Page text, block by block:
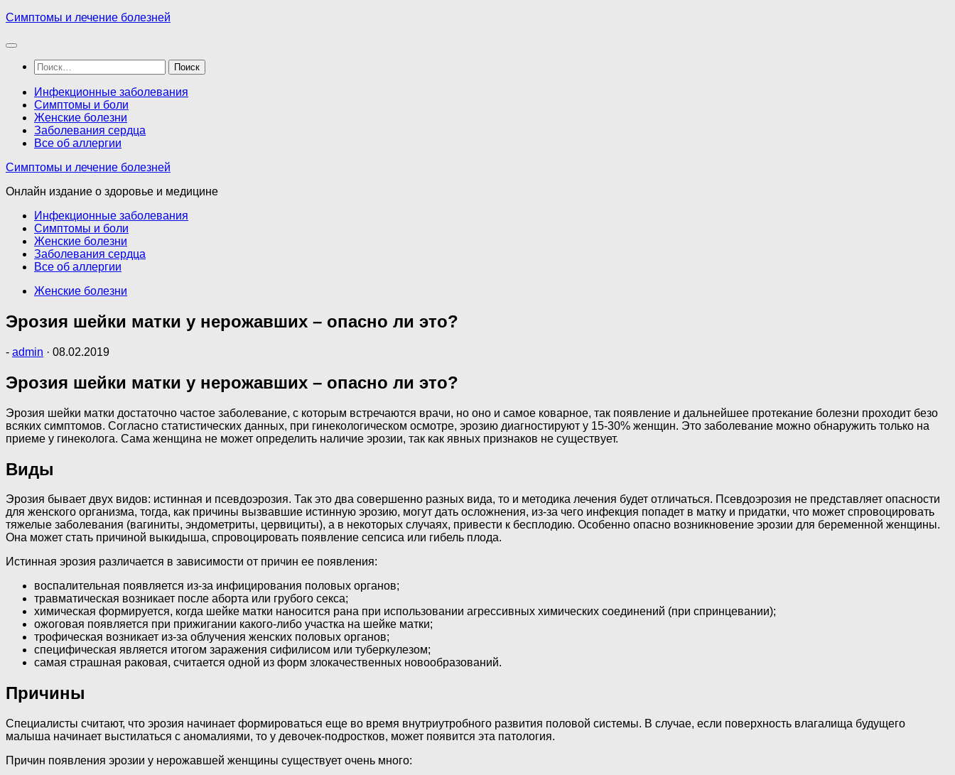
Перейти
содержимому
Симптомы и лечение болезней
Найти:
Инфекционные заболевания
Симптомы и боли
Женские болезни
Заболевания сердца
Все об аллергии
Симптомы и лечение болезней
Онлайн издание о здоровье и медицине
Инфекционные заболевания
Симптомы и боли
Женские болезни
Заболевания сердца
Все об аллергии
Женские болезни
Эрозия шейки матки у нерожавших – опасно ли это?
- admin · 08.02.2019
Эрозия шейки матки у нерожавших – опасно ли это?
Эрозия шейки матки достаточно частое заболевание, с которым встречаются врачи, но оно и самое коварное, так появление и дальнейшее протекание болезни проходит безо
всяких симптомов. Согласно статистических данных, при гинекологическом осмотре, эрозию диагностируют у 15-30% женщин. Это заболевание можно обнаружить только на
приеме у гинеколога. Сама женщина не может определить наличие эрозии, так как явных признаков не существует.
Виды
Эрозия бывает двух видов: истинная и псевдоэрозия. Так это два совершенно разных вида, то и методика лечения будет отличаться. Псевдоэрозия не представляет опасности
для женского организма, тогда, как причины вызвавшие истинную эрозию, могут дать осложнения, из-за чего инфекция попадет в матку и придатки, что может спровоцировать
тяжелые заболевания (вагиниты, эндометриты, цервициты), а в некоторых случаях, привести к бесплодию. Особенно опасно возникновение эрозии для беременной женщины.
Она может стать причиной выкидыша, спровоцировать появление сепсиса или гибель плода.
Истинная эрозия различается в зависимости от причин ее появления:
воспалительная появляется из-за инфицирования половых органов;
травматическая возникает после аборта или грубого секса;
химическая формируется, когда шейке матки наносится рана при использовании агрессивных химических соединений (при спринцевании);
ожоговая появляется при прижигании какого-либо участка на шейке матки;
трофическая возникает из-за облучения женских половых органов;
специфическая является итогом заражения сифилисом или туберкулезом;
самая страшная раковая, считается одной из форм злокачественных новообразований.
Причины
Специалисты считают, что эрозия начинает формироваться еще во время внутриутробного развития половой системы. В случае, если поверхность влагалища будущего
малыша начинает выстилаться с аномалиями, то у девочек-подростков, может появится эта патология.
Причин появления эрозии у нерожавшей женщины существует очень много: